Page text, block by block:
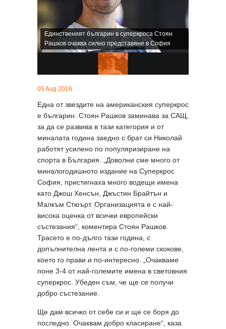
Единственият българин в суперкроса Стоян
Рашков очаква силно представяне в София
05 Aug 2016
Една от звездите на американския суперкрос
е българин. Стоян Рашков заминава за САЩ,
за да се развива в тази категория и от
миналата година заедно с брат си Николай
работят усилено по популяризиране на
спорта в България. „Доволни сме много от
миналогодишното издание на Суперкрос
София, пристигнаха много водещи имена
като Джош Хенсън, Джъстин Брайтън и
Малкъм Стюърт. Организацията е с най-
висока оценка от всички европейски
състезания“, коментира Стоян Рашков.
Трасето е по-дълго тази година, с
допълнителна лента и с по-големи скокове,
което го прави и по-интересно. „Очакваме
поне 3-4 от най-големите имена в световния
суперкрос. Убеден съм, че ще се получи
добро състезание.
Ще дам всичко от себе си и ще се боря до
последно. Очаквам добро класиране“, каза